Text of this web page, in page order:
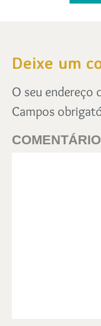
Deixe um
O seu endereço
Campos
COMENTÁRIO